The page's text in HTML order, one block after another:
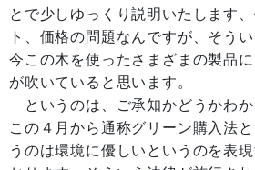
とで少しゆっくり説明いたします
ト、価格の問題なんですが、そう
今この木を使ったさまざまの製品
が吹いていると思います。
というのは、ご承知かどうかわか
この４月から通称グリーン購入法
うのは環境に優しいというのを表